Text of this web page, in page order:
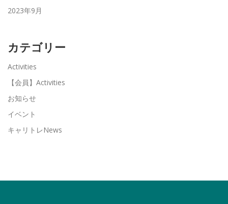
2023年9月
カテゴリー
Activities
【会員】Activities
お知らせ
イベント
キャリトレNews